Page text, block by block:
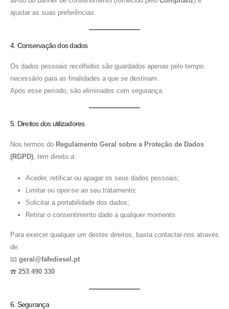
ajustar as suas preferências.
4. Conservação dos dados
Os dados pessoais recolhidos são guardados apenas pelo tempo
necessário para as finalidades a que se destinam.
Após esse período, são eliminados com segurança.
5. Direitos dos utilizadores
Nos termos do Regulamento Geral sobre a Proteção de Dados
(RGPD) , tem direito a:
Aceder, retificar ou apagar os seus dados pessoais;
Limitar ou opor-se ao seu tratamento;
Solicitar a portabilidade dos dados;
Retirar o consentimento dado a qualquer momento.
Para exercer qualquer um destes direitos, basta contactar-nos através
de:
📧 geral@fafediesel.pt
☎️ 253 490 330
6. Segurança